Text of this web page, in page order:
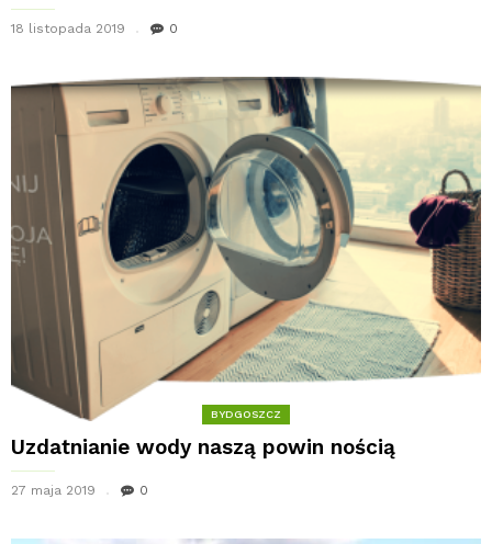
18 listopada 2019 0
BYDGOSZCZ
Uzdatnianie wody naszą powin nością
27 maja 2019 0